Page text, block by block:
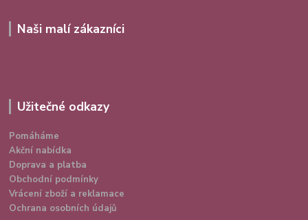
Naši malí zákazníci
Užitečné odkazy
Pomáháme
Akční nabídka
Doprava a platba
Obchodní podmínky
Vrácení zboží a reklamace
Ochrana osobních údajů